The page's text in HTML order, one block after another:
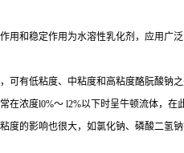
和稳定作用为水溶性乳化剂，应用
有低粘度、中粘度和高粘度酪朊酸
浓度l0%～ l2%以下时呈牛顿流体，
的影响也很大，如氯化钠、磷酸二